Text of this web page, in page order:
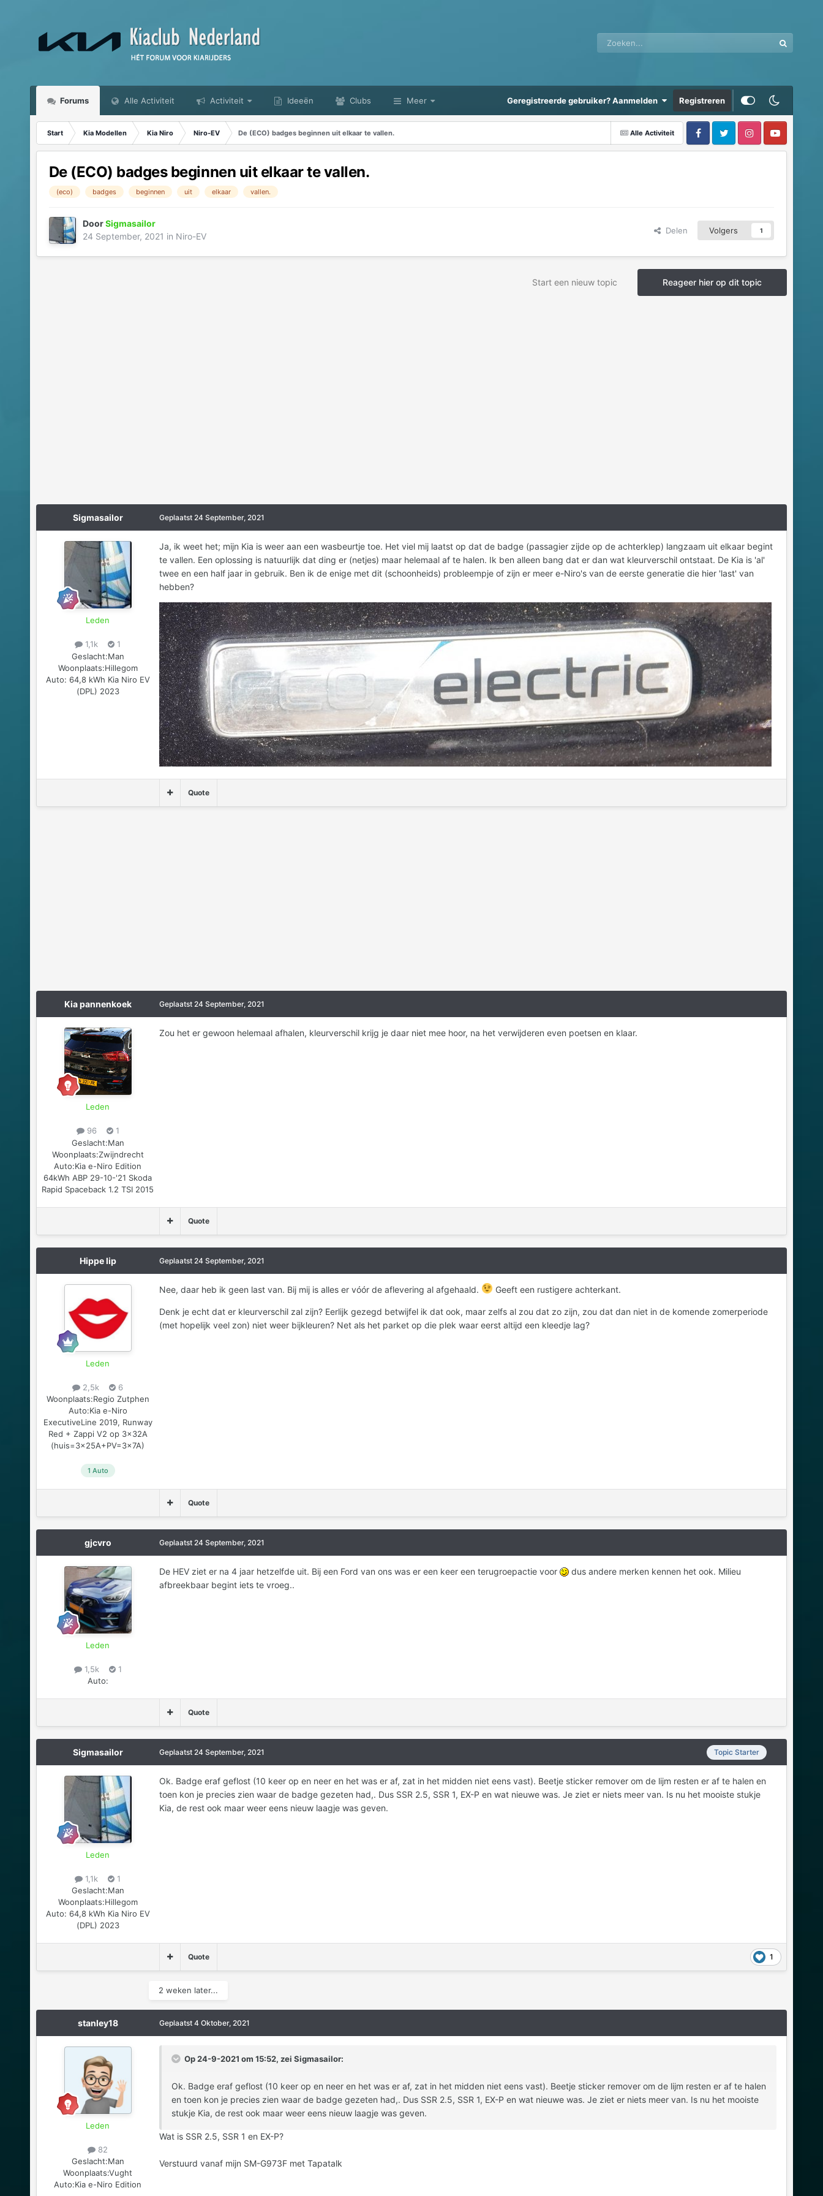
Forums Alle Activiteit Activiteit Ideeën Clubs Meer Geregistreerde gebruiker? Aanmelden Registreren
Alle Activiteit
Start Kia Modellen Kia Niro Niro-EV De (ECO) badges beginnen uit elkaar te vallen.
De (ECO) badges beginnen uit elkaar te vallen.
(eco) badges beginnen uit elkaar vallen.
DoorSigmasailor
24 September, 2021 in Niro-EV
Delen Volgers 1
Reageer hier op dit topic
Start een nieuw topic
Sigmasailor
Leden
1,1k
1
Geslacht:Man
Woonplaats:Hillegom
Auto: 64,8 kWh Kia Niro EV
(DPL) 2023
Geplaatst 24 September, 2021
Ja, ik weet het; mijn Kia is weer aan een wasbeurtje toe. Het viel mij laatst op dat de badge (passagier zijde op de achterklep) langzaam uit elkaar begint
te vallen. Een oplossing is natuurlijk dat ding er (netjes) maar helemaal af te halen. Ik ben alleen bang dat er dan wat kleurverschil ontstaat. De Kia is 'al'
twee en een half jaar in gebruik. Ben ik de enige met dit (schoonheids) probleempje of zijn er meer e-Niro's van de eerste generatie die hier 'last' van
hebben?
Quote
Kia pannenkoek
Leden
96
1
Geslacht:Man
Woonplaats:Zwijndrecht
Auto:Kia e-Niro Edition
64kWh ABP 29-10-'21 Skoda
Rapid Spaceback 1.2 TSI 2015
Geplaatst 24 September, 2021
Zou het er gewoon helemaal afhalen, kleurverschil krijg je daar niet mee hoor, na het verwijderen even poetsen en klaar.
Quote
Hippe lip
Leden
2,5k
6
Woonplaats:Regio Zutphen
Auto:Kia e-Niro
ExecutiveLine 2019, Runway
Red + Zappi V2 op 3x32A
(huis=3x25A+PV=3x7A)
1 Auto
Geplaatst 24 September, 2021
Nee, daar heb ik geen last van. Bij mij is alles er vóór de aflevering al afgehaald. Geeft een rustigere achterkant.
Denk je echt dat er kleurverschil zal zijn? Eerlijk gezegd betwijfel ik dat ook, maar zelfs al zou dat zo zijn, zou dat dan niet in de komende zomerperiode
(met hopelijk veel zon) niet weer bijkleuren? Net als het parket op die plek waar eerst altijd een kleedje lag?
Quote
gjcvro
Leden
1,5k
1
Auto:
Geplaatst 24 September, 2021
De HEV ziet er na 4 jaar hetzelfde uit. Bij een Ford van ons was er een keer een terugroepactie voor
dus andere merken kennen het ook. Milieu
afbreekbaar begint iets te vroeg..
Quote
Sigmasailor
Leden
1,1k
1
Geslacht:Man
Woonplaats:Hillegom
Auto: 64,8 kWh Kia Niro EV
(DPL) 2023
Topic Starter
Geplaatst 24 September, 2021
Ok. Badge eraf geflost (10 keer op en neer en het was er af, zat in het midden niet eens vast). Beetje sticker remover om de lijm resten er af te halen en
toen kon je precies zien waar de badge gezeten had,. Dus SSR 2.5, SSR 1, EX-P en wat nieuwe was. Je ziet er niets meer van. Is nu het mooiste stukje
Kia, de rest ook maar weer eens nieuw laagje was geven.
1
Quote
2 weken later...
stanley18
Leden
82
Geslacht:Man
Woonplaats:Vught
Auto:Kia e-Niro Edition
Geplaatst 4 Oktober, 2021
Op 24-9-2021 om 15:52, zei Sigmasailor:
Ok. Badge eraf geflost (10 keer op en neer en het was er af, zat in het midden niet eens vast). Beetje sticker remover om de lijm resten er af te halen
en toen kon je precies zien waar de badge gezeten had,. Dus SSR 2.5, SSR 1, EX-P en wat nieuwe was. Je ziet er niets meer van. Is nu het mooiste
stukje Kia, de rest ook maar weer eens nieuw laagje was geven.
Wat is SSR 2.5, SSR 1 en EX-P?
Verstuurd vanaf mijn SM-G973F met Tapatalk